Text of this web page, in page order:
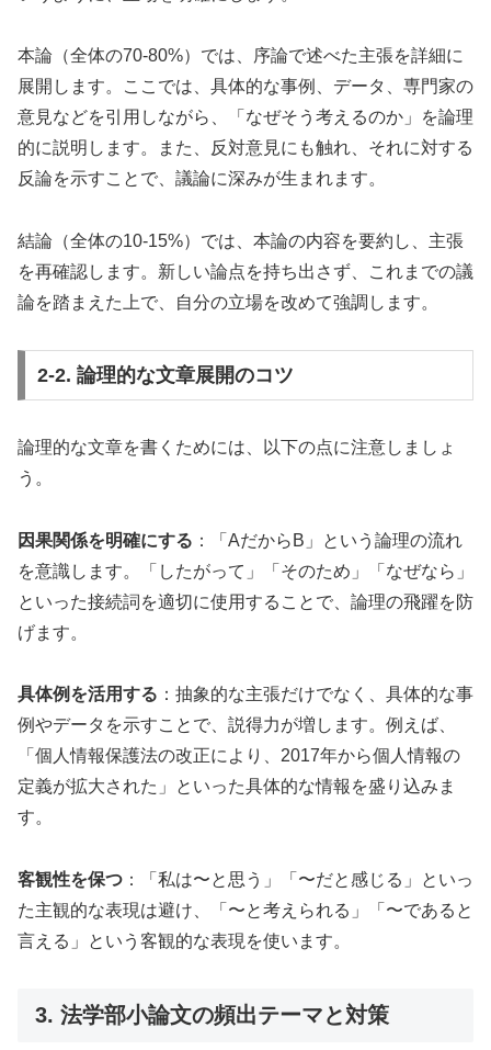
本論（全体の70-80%）では、序論で述べた主張を詳細に
展開します。ここでは、具体的な事例、データ、専門家の
意見などを引用しながら、「なぜそう考えるのか」を論理
的に説明します。また、反対意見にも触れ、それに対する
反論を示すことで、議論に深みが生まれます。
結論（全体の10-15%）では、本論の内容を要約し、主張
を再確認します。新しい論点を持ち出さず、これまでの議
論を踏まえた上で、自分の立場を改めて強調します。
2-2. 論理的な文章展開のコツ
論理的な文章を書くためには、以下の点に注意しましょ
う。
因果関係を明確にする ：「AだからB」という論理の流れ
を意識します。「したがって」「そのため」「なぜなら」
といった接続詞を適切に使用することで、論理の飛躍を防
げます。
具体例を活用する ：抽象的な主張だけでなく、具体的な事
例やデータを示すことで、説得力が増します。例えば、
「個人情報保護法の改正により、2017年から個人情報の
定義が拡大された」といった具体的な情報を盛り込みま
す。
客観性を保つ ：「私は〜と思う」「〜だと感じる」といっ
た主観的な表現は避け、「〜と考えられる」「〜であると
言える」という客観的な表現を使います。
3. 法学部小論文の頻出テーマと対策